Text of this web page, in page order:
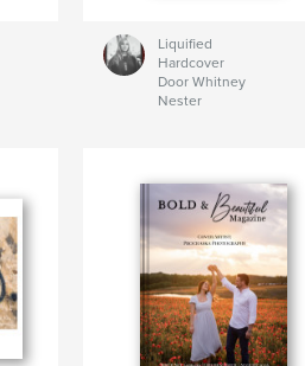
Liquified
Hardcover
Door Whitney
Nester